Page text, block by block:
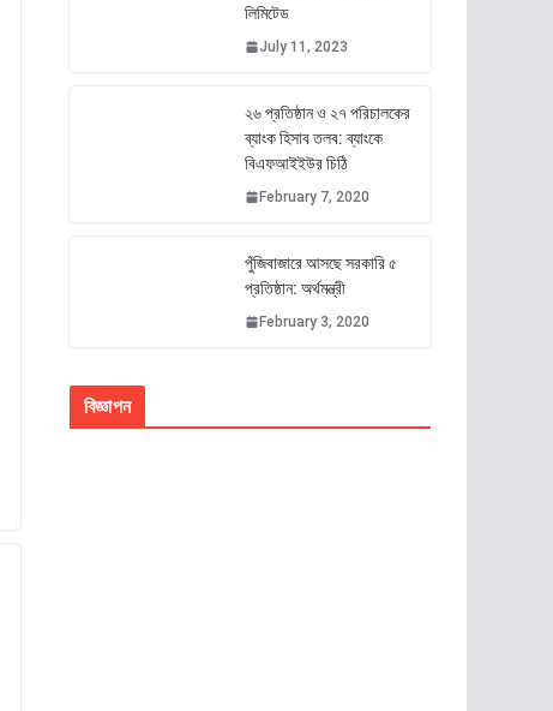
লিমিটেড
July 11, 2023
২৬ প্রতিষ্ঠান ও ২৭ পরিচালকের
ব্যাংক হিসাব তলব: ব্যাংকে
বিএফআইইউর চিঠি
February 7, 2020
পুঁজিবাজারে আসছে সরকারি ৫
প্রতিষ্ঠান: অর্থমন্ত্রী
February 3, 2020
বিজ্ঞাপন